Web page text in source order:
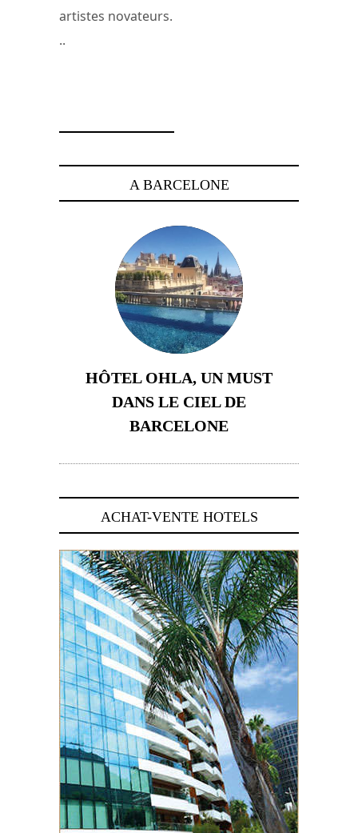
artistes novateurs.
..
A BARCELONE
HÔTEL OHLA, UN MUST
DANS LE CIEL DE
BARCELONE
ACHAT-VENTE HOTELS